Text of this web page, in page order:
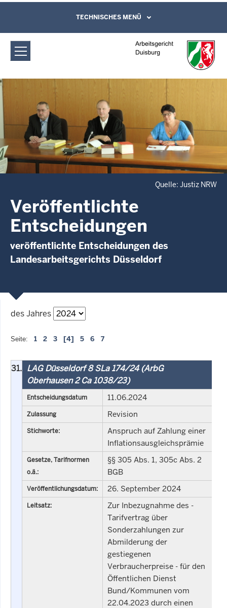
Arbeitsgericht Duisburg:
Veröffentlichte
Entscheidungen
Direkt zum Inhalt
Leichte Sprache, Gebärdensprachenvideo
und Kontaktformular
TECHNISCHES MENÜ
Quelle: Justiz NRW
Veröffentlichte
Entscheidungen
veröffentlichte Entscheidungen des
Landesarbeitsgerichts Düsseldorf
des Jahres
Seite: 1 2 3 [4] 5 6 7
31. LAG Düsseldorf 8 SLa 174/24 (ArbG
Oberhausen 2 Ca 1038/23)
Entscheidungsdatum 11.06.2024
Zulassung Revision
Stichworte:
Anspruch auf Zahlung einer
Inflationsausgleichsprämie
Gesetze, Tarifnormen
o.ä.:
§§ 305 Abs. 1, 305c Abs. 2
BGB
Veröffentlichungsdatum: 26. September 2024
Leitsatz:
Zur Inbezugnahme des -
Tarifvertrag über
Sonderzahlungen zur
Abmilderung der
gestiegenen
Verbraucherpreise - für den
Öffentlichen Dienst
Bund/Kommunen vom
22.04.2023 durch einen